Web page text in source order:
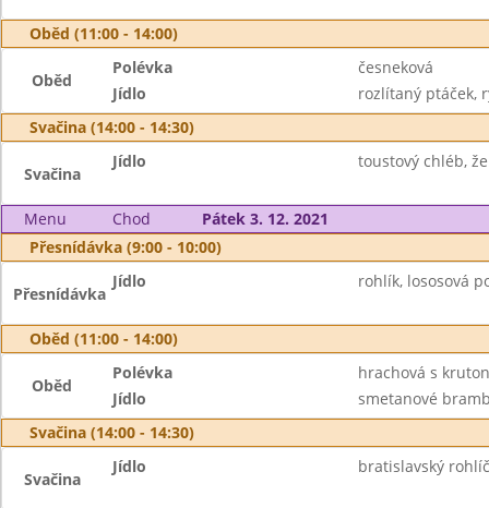
Oběd (11:00 - 14:00)
Oběd
Polévka
česneková
Jídlo
rozlítaný ptáček,
Svačina (14:00 - 14:30)
Svačina
Jídlo toustový chléb,
Menu Chod
Pátek 3. 12. 2021
Přesnídávka (9:00 - 10:00)
Přesnídávka
Jídlo rohlík, lososová
Oběd (11:00 - 14:00)
Oběd
Polévka
hrachová s
Jídlo
smetanové
Svačina (14:00 - 14:30)
Svačina
Jídlo bratislavský